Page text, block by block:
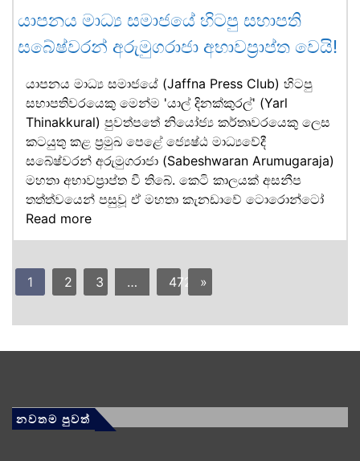
යාපනය මාධ්‍ය සමාජයේ හිටපු සභාපති
සබේෂ්වරන් අරුමුගරාජා අභාවප්‍රාප්ත වෙයි!
යාපනය මාධ්‍ය සමාජයේ (Jaffna Press Club) හිටපු
සභාපතිවරයෙකු මෙන්ම 'යාල් දිනක්කුරල්' (Yarl
Thinakkural) පුවත්පතේ නියෝජ්‍ය කර්තෘවරයෙකු ලෙස
කටයුතු කළ ප්‍රමුඛ පෙළේ ජ්‍යෙෂ්ඨ මාධ්‍යවේදී
සබේෂ්වරන් අරුමුගරාජා (Sabeshwaran Arumugaraja)
මහතා අභාවප්‍රාප්ත වී තිබේ. කෙටි කාලයක් අසනීප
තත්ත්වයෙන් පසුවූ ඒ මහතා කැනඩාවේ ටොරොන්ටෝ
Read more
1 2 3 … 472 »
නවතම පුවත්